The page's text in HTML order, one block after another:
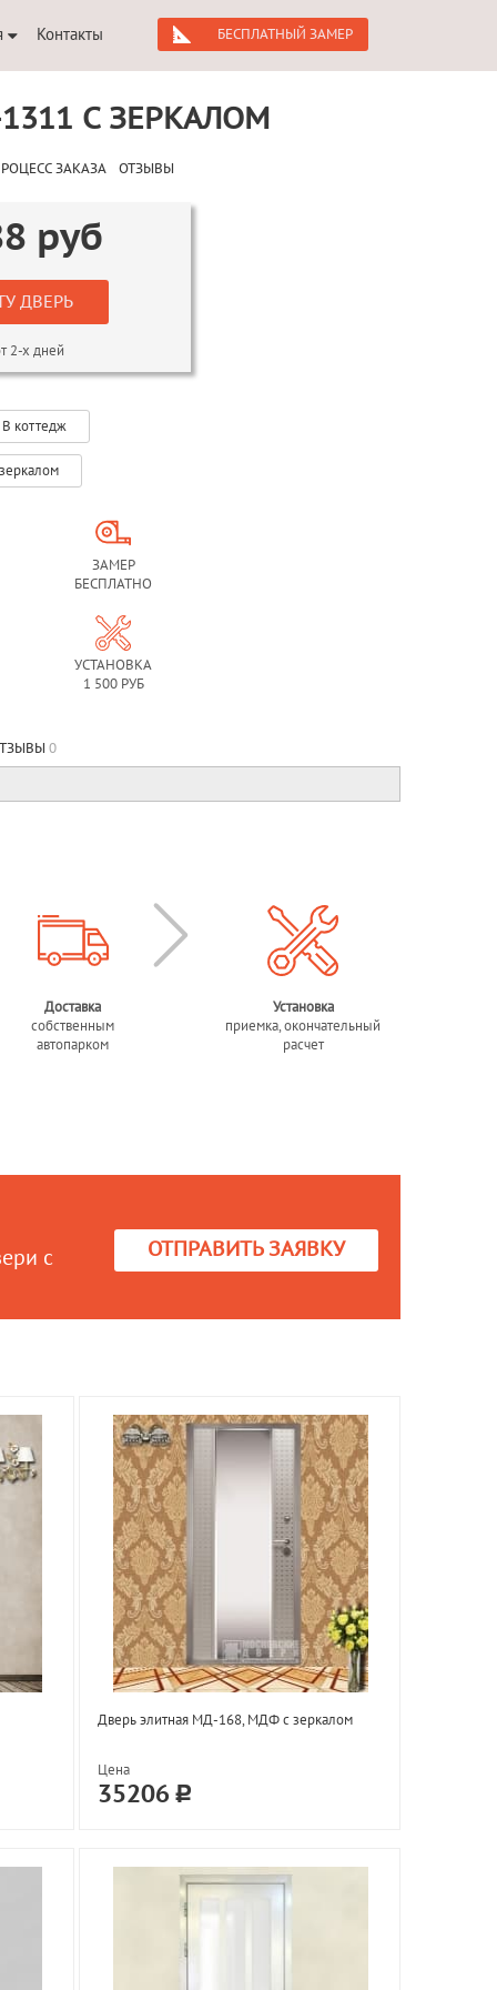
Контакты БЕСПЛАТНЫЙ ЗАМЕР
С ЗЕРКАЛОМ
ЗАКАЗА ОТЗЫВЫ
руб
ДВЕРЬ
2-х дней
В коттедж
ЗАМЕР
БЕСПЛАТНО
УСТАНОВКА
1 500 РУБ
0
Доставка
собственным
автопарком
Установка
приемка, окончательный
расчет
с ОТПРАВИТЬ ЗАЯВКУ
Дверь элитная МД-168, МДФ с зеркалом
Цена
35206